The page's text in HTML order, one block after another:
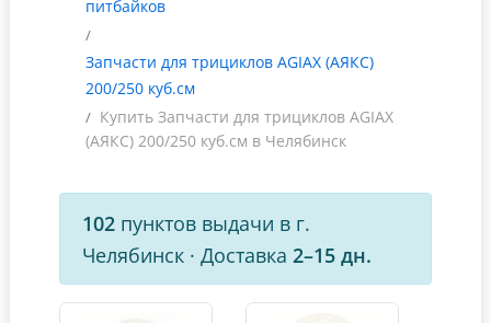
питбайков
Запчасти для трициклов AGIAX (АЯКС)
200/250 куб.см
Купить Запчасти для трициклов AGIAX
(АЯКС) 200/250 куб.см в Челябинск
102 пунктов выдачи в г.
Челябинск · Доставка 2–15 дн.